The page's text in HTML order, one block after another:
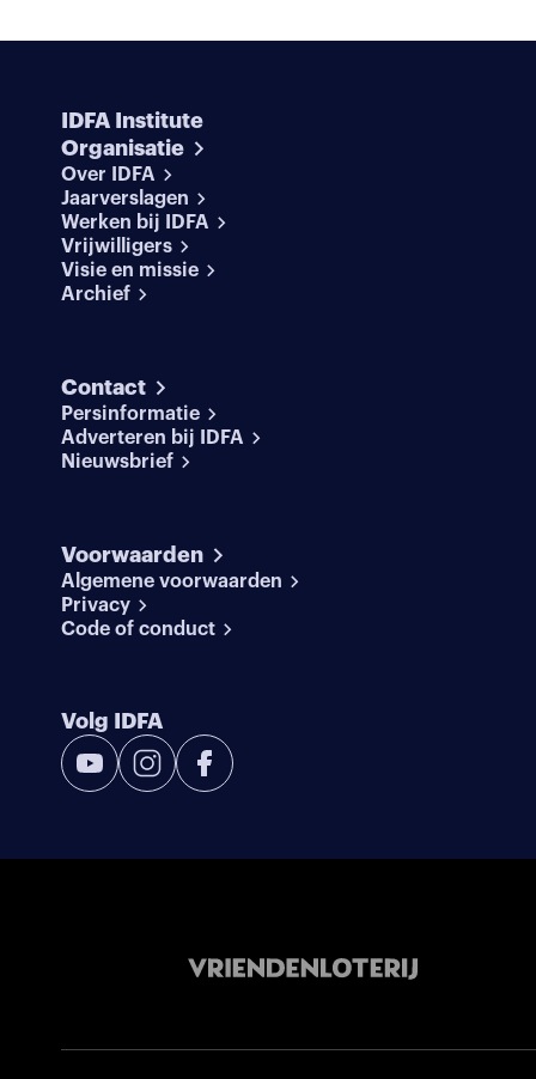
IDFA Institute
Organisatie
Over IDFA
Jaarverslagen
Werken bij IDFA
Vrijwilligers
Visie en missie
Archief
Contact
Persinformatie
Adverteren bij IDFA
Nieuwsbrief
Voorwaarden
Algemene voorwaarden
Privacy
Code of conduct
Volg IDFA